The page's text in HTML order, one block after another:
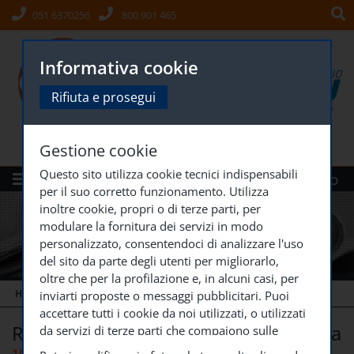
Menù Siti Gruppo
051 6370256 800 901 465
HOME NEWS, EVENTI E ATTIVITÀ RECRUITING DAY ...
RECRUITING DAY OPERAI_ Novafeltria
Informativa cookie
Rifiuta e prosegui
Gestione cookie
Questo sito utilizza cookie tecnici indispensabili
per il suo corretto funzionamento. Utilizza
inoltre cookie, propri o di terze parti, per
modulare la fornitura dei servizi in modo
personalizzato, consentendoci di analizzare l'uso
del sito da parte degli utenti per migliorarlo,
oltre che per la profilazione e, in alcuni casi, per
inviarti proposte o messaggi pubblicitari. Puoi
accettare tutti i cookie da noi utilizzati, o utilizzati
da servizi di terze parti che compaiono sulle
pagine di questo sito, premendo il pulsante